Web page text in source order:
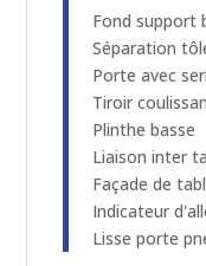
Fond support
Séparation
Porte avec
Tiroir
Plinthe basse
Liaison inter
Façade de
Indicateur
Lisse porte